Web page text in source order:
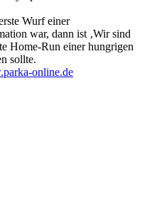
Wurf einer
war, dann ist ‚Wir sind
Home-Run einer hungrigen
sollte.
online.de